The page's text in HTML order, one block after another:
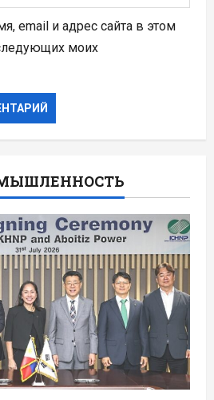
email и адрес сайта в этом
моих